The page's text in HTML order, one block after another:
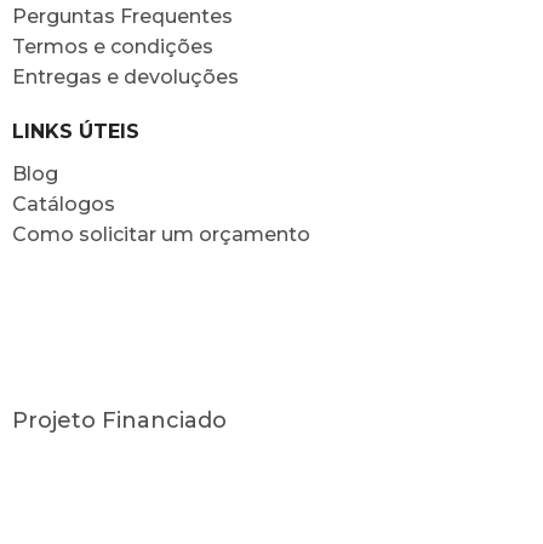
Perguntas Frequentes
Termos e condições
Entregas e devoluções
LINKS ÚTEIS
Blog
Catálogos
Como solicitar um orçamento
Projeto Financiado